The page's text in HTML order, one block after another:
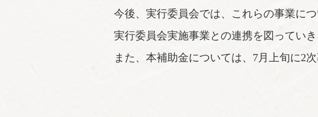
今後、実行委員会では、これらの事業に
実行委員会実施事業との連携を図っていき
また、本補助金については、7月上旬に2